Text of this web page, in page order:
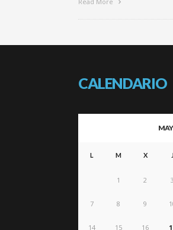
CALENDARIO
L M X
1 2 3
7 8 9
14 15 16